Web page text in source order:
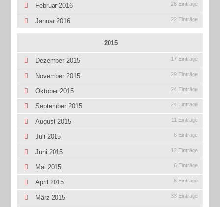
Februar 2016 28 Einträge
Januar 2016 22 Einträge
2015
Dezember 2015 17 Einträge
November 2015 29 Einträge
Oktober 2015 24 Einträge
September 2015 24 Einträge
August 2015 11 Einträge
Juli 2015 6 Einträge
Juni 2015 12 Einträge
Mai 2015 6 Einträge
April 2015 8 Einträge
März 2015 33 Einträge